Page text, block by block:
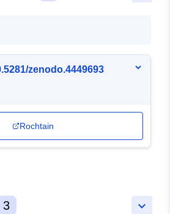
zenodo.4449693
Rochtain
keyboard_arrow_down
3